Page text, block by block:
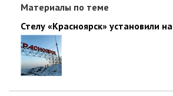
Материалы по теме
Стелу «Красноярск» установили